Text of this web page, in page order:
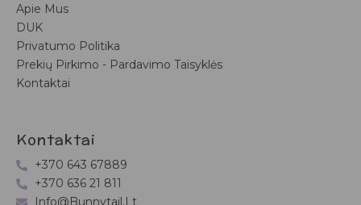
Apie Mus
DUK
Privatumo Politika
Prekių Pirkimo - Pardavimo Taisyklės
Kontaktai
Kontaktai
+370 643 67889
+370 636 21 811
Info@bunnytail.lt